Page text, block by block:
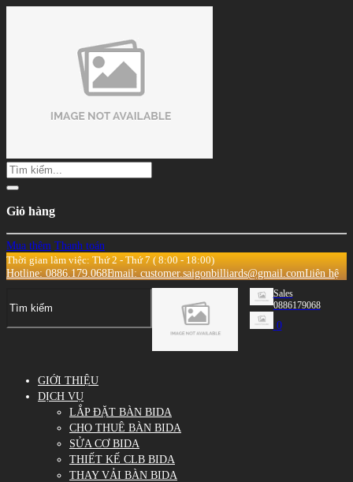
Giỏ hàng
Mua thêm Thanh toán
Thời gian làm việc: Thứ 2 - Thứ 7 ( 8:00 - 18:00)
Hotline: 0886.179.068Email: customer.saigonbilliards@gmail.comLiên hệ
Sales
0886179068
0
GIỚI THIỆU
DỊCH VỤ
LẮP ĐẶT BÀN BIDA
CHO THUÊ BÀN BIDA
SỬA CƠ BIDA
THIẾT KẾ CLB BIDA
THAY VẢI BÀN BIDA